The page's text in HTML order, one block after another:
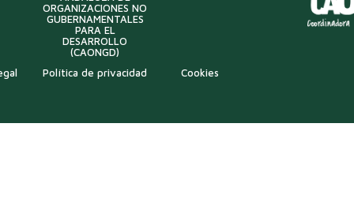
ORGANIZACIONES NO
GUBERNAMENTALES
PARA EL
DESARROLLO
(CAONGD)
Política de privacidad Cookies